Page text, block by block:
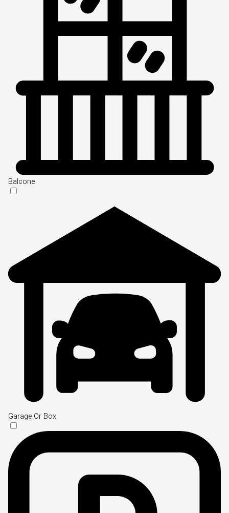
Balcone
Garage Or Box